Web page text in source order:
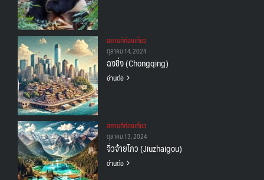
สถานทีท่องเที่ยว
ตุลาคม 14, 2024
ฉงชิ่ง (Chongqing)
อ่านต่อ
สถานทีท่องเที่ยว
ตุลาคม 13, 2024
จิ่วจ้ายโกว (Jiuzhaigou)
อ่านต่อ